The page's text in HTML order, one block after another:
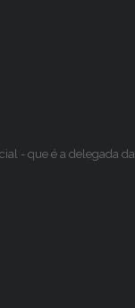
- que é a delegada da